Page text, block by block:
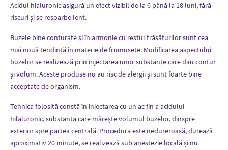
Acidul hialuronic asigură un efect vizibil de la 6 până la 18 luni, fără
riscuri și se resoarbe lent.
Buzele bine conturate și în armonie cu restul trăsăturilor sunt cea
mai nouă tendință în materie de frumusețe. Modificarea aspectului
buzelor se realizează prin injectarea unor substanțe care dau contur
și volum. Aceste produse nu au risc de alergii și sunt foarte bine
acceptate de organism.
Tehnica folosită constă în injectarea cu un ac fin a acidului
hilaluronic, substanța care mărește volumul buzelor, dinspre
exterior spre partea centrală. Procedura este nedureroasă, durează
aproximativ 20 minute, se realizează sub anestezie locală și nu